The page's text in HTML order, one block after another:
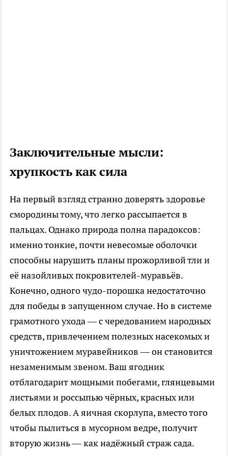
Заключительные мысли:
хрупкость как сила
На первый взгляд странно доверять здоровье
смородины тому, что легко рассыпается в
пальцах. Однако природа полна парадоксов:
именно тонкие, почти невесомые оболочки
способны нарушить планы прожорливой тли и
её назойливых покровителей-муравьёв.
Конечно, одного чудо-порошка недостаточно
для победы в запущенном случае. Но в системе
грамотного ухода — с чередованием народных
средств, привлечением полезных насекомых и
уничтожением муравейников — он становится
незаменимым звеном. Ваш ягодник
отблагодарит мощными побегами, глянцевыми
листьями и россыпью чёрных, красных или
белых плодов. А яичная скорлупа, вместо того
чтобы пылиться в мусорном ведре, получит
вторую жизнь — как надёжный страж сада.